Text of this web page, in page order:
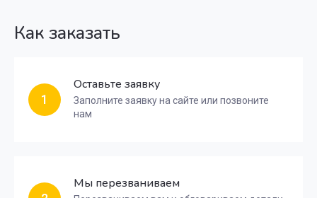
Как заказать
1
Оставьте заявку
Заполните заявку на сайте или позвоните
нам
Мы перезваниваем